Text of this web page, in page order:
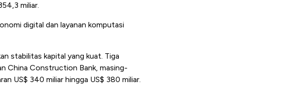
miliar.
digital dan layanan komputasi
stabilitas kapital yang kuat. Tiga
China Construction Bank, masing-
US$ 340 miliar hingga US$ 380 miliar.